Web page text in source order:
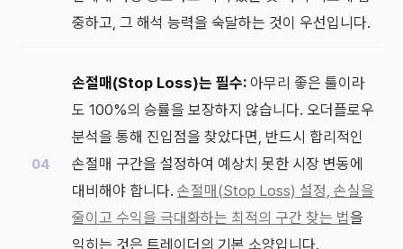
중하고, 그 해석 능력을 숙달하는 것이 우선입니다.
손절매(Stop Loss)는 필수: 아무리 좋은 툴이라
도 100%의 승률을 보장하지 않습니다. 오더플로우
분석을 통해 진입점을 찾았다면, 반드시 합리적인
손절매 구간을 설정하여 예상치 못한 시장 변동에
대비해야 합니다. 손절매(Stop Loss) 설정, 손실을
줄이고 수익을 극대화하는 최적의 구간 찾는 법을
익히는 것은 트레이더의 기본 소양입니다.